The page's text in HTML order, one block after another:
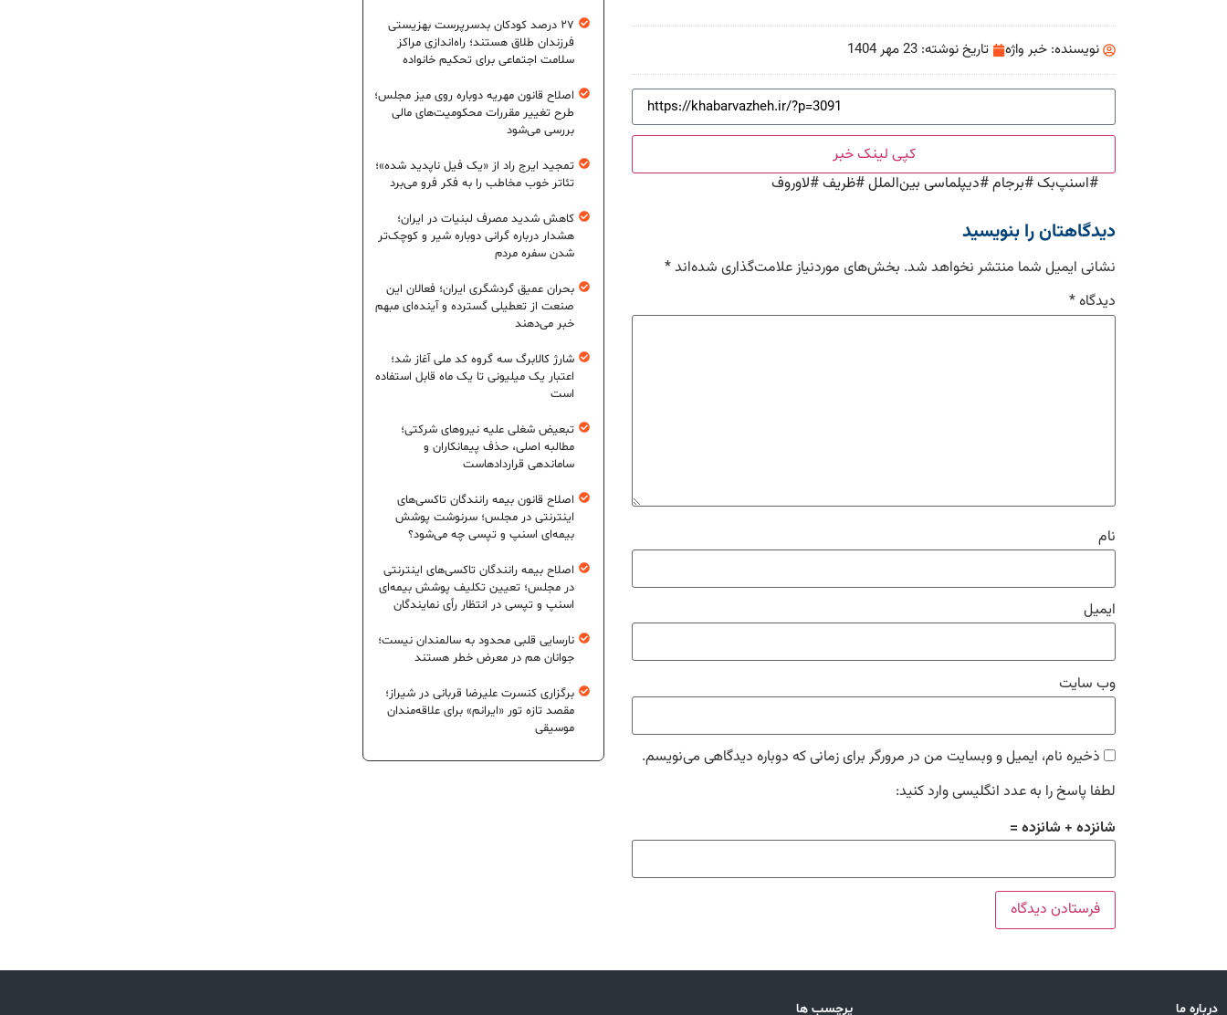
نویسنده: خبر واژه تاریخ نوشته: 23 مهر 1404
کپی لینک خبر
#اسنپ‌بک#برجام#دیپلماسی بین‌الملل#ظریف#لاوروف
دیدگاهتان را بنویسید
نشانی ایمیل شما منتشر نخواهد شد. بخش‌های موردنیاز علامت‌گذاری شده‌اند*
دیدگاه*
نام
ایمیل
وب‌ سایت
ذخیره نام، ایمیل و وبسایت من در مرورگر برای زمانی که دوباره دیدگاهی می‌نویسم.
لطفا پاسخ را به عدد انگلیسی وارد کنید:
شانزده + شانزده =
۲۷ درصد کودکان بدسرپرست بهزیستی
فرزندان طلاق هستند؛ راه‌اندازی مراکز
سلامت اجتماعی برای تحکیم خانواده
اصلاح قانون مهریه دوباره روی میز مجلس؛
طرح تغییر مقررات محکومیت‌های مالی
بررسی می‌شود
تمجید ایرج راد از «یک فیل ناپدید شده»؛
تئاتر خوب مخاطب را به فکر فرو می‌برد
کاهش شدید مصرف لبنیات در ایران؛
هشدار درباره گرانی دوباره شیر و کوچک‌تر
شدن سفره مردم
بحران عمیق گردشگری ایران؛ فعالان این
صنعت از تعطیلی گسترده و آینده‌ای مبهم
خبر می‌دهند
شارژ کالابرگ سه گروه کد ملی آغاز شد؛
اعتبار یک میلیونی تا یک ماه قابل استفاده
است
تبعیض شغلی علیه نیروهای شرکتی؛
مطالبه اصلی، حذف پیمانکاران و
ساماندهی قراردادهاست
اصلاح قانون بیمه رانندگان تاکسی‌های
اینترنتی در مجلس؛ سرنوشت پوشش
بیمه‌ای اسنپ و تپسی چه می‌شود؟
اصلاح بیمه رانندگان تاکسی‌های اینترنتی
در مجلس؛ تعیین تکلیف پوشش بیمه‌ای
اسنپ و تپسی در انتظار رأی نمایندگان
نارسایی قلبی محدود به سالمندان نیست؛
جوانان هم در معرض خطر هستند
برگزاری کنسرت علیرضا قربانی در شیراز؛
مقصد تازه تور «ایرانم» برای علاقه‌مندان
موسیقی
درباره ما پرچسب ها